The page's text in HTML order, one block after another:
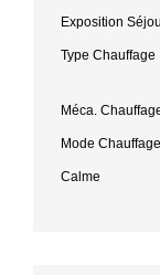
Exposition
Type Chauffage
Méca.
Mode Chauffage
Calme